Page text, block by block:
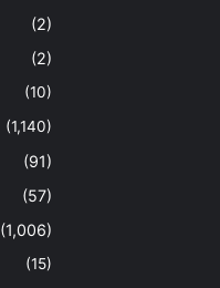
(2)
(2)
(10)
(1,140)
(91)
(57)
(1,006)
(15)